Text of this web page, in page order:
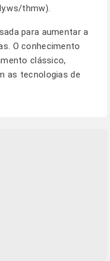
thmw).
para aumentar a
O conhecimento
clássico,
as tecnologias de